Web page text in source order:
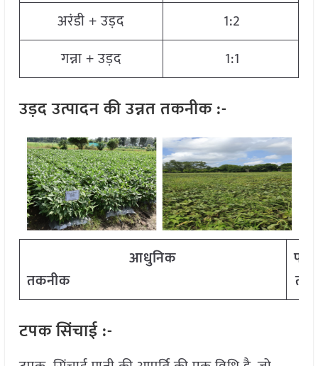
अरंडी + उड़द
1:2
गन्ना + उड़द
1:1
उड़द उत्पादन की उन्नत तकनीक :-
आधुनिक
तकनीक
टपक सिंचाई :-